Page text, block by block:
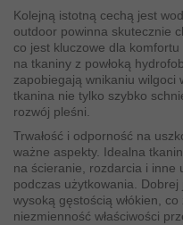
Kolejną istotną cechą jest
outdoor powinna skutecznie
co jest kluczowe dla
na tkaniny z powłoką
zapobiegają wnikaniu wilgoci
tkanina nie tylko szybko
rozwój pleśni.
Trwałość i odporność na
ważne aspekty. Idealna
na ścieranie, rozdarcia i inne
podczas użytkowania. Dobrej
wysoką gęstością włókien,
niezmienność właściwości